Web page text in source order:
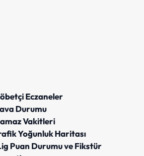
Eczaneler
Durumu
Vakitleri
Yoğunluk Haritası
Puan Durumu ve Fikstür